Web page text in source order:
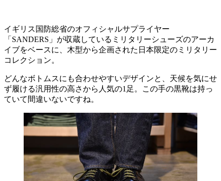
イギリス国防総省のオフィシャルサプライヤー
「SANDERS」が収蔵しているミリタリーシューズのアーカ
イブをベースに、木型から企画された日本限定のミリタリー
コレクション。
どんなボトムスにも合わせやすいデザインと、天候を気にせ
ず履ける汎用性の高さから人気の1足。この手の黒靴は持っ
ていて間違いないですね。